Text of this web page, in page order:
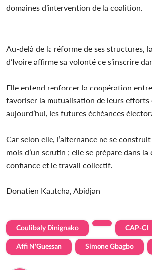
domaines d’intervention de la coalition.
Au-delà de la réforme de ses structures,
d’Ivoire affirme sa volonté de s’inscrire
Elle entend renforcer la coopération entre
favoriser la mutualisation de leurs efforts
aujourd’hui, les futures échéances
Car selon elle, l’alternance ne se
mois d’un scrutin ; elle se prépare dans la
confiance et le travail collectif.
Donatien Kautcha, Abidjan
Coulibaly Dinignako CAP-CI
Affi N'Guessan Simone Gbagbo